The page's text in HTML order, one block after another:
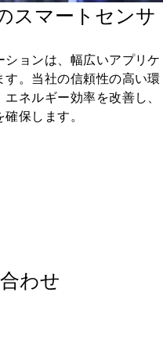
スマートセンサ
ョンは、幅広いアプリケ
。当社の信頼性の高い環
ネルギー効率を改善し、
保します。
わせ